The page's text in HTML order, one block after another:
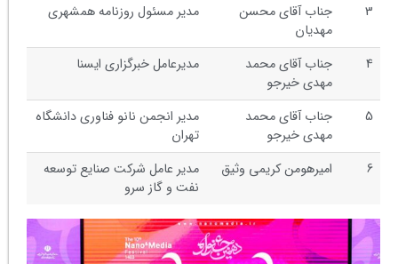
3
جناب آقای محسن
مهدیان
مدیر مسئول روزنامه همشهری
4
جناب آقای محمد
مهدی خیرجو
مدیرعامل خبرگزاری ایسنا
5
جناب آقای محمد
مهدی خیرجو
مدیر انجمن نانو فناوری دانشگاه
تهران
6
امیرهومن کریمی وثیق
مدیر عامل شرکت صنایع توسعه
نفت و گاز سرو